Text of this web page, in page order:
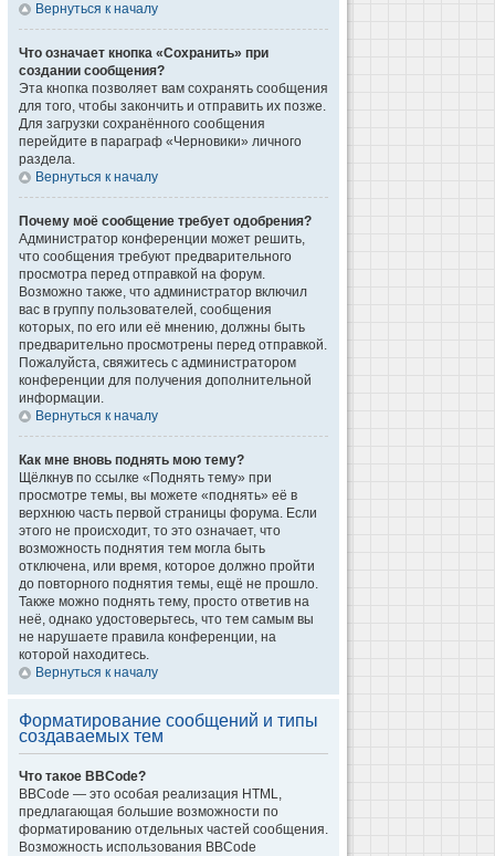
Вернуться к началу
Что означает кнопка «Сохранить» при
создании сообщения?
Эта кнопка позволяет вам сохранять сообщения
для того, чтобы закончить и отправить их позже.
Для загрузки сохранённого сообщения
перейдите в параграф «Черновики» личного
раздела.
Вернуться к началу
Почему моё сообщение требует одобрения?
Администратор конференции может решить,
что сообщения требуют предварительного
просмотра перед отправкой на форум.
Возможно также, что администратор включил
вас в группу пользователей, сообщения
которых, по его или её мнению, должны быть
предварительно просмотрены перед отправкой.
Пожалуйста, свяжитесь с администратором
конференции для получения дополнительной
информации.
Вернуться к началу
Как мне вновь поднять мою тему?
Щёлкнув по ссылке «Поднять тему» при
просмотре темы, вы можете «поднять» её в
верхнюю часть первой страницы форума. Если
этого не происходит, то это означает, что
возможность поднятия тем могла быть
отключена, или время, которое должно пройти
до повторного поднятия темы, ещё не прошло.
Также можно поднять тему, просто ответив на
неё, однако удостоверьтесь, что тем самым вы
не нарушаете правила конференции, на
которой находитесь.
Вернуться к началу
Форматирование сообщений и типы
создаваемых тем
Что такое BBCode?
BBCode — это особая реализация HTML,
предлагающая большие возможности по
форматированию отдельных частей сообщения.
Возможность использования BBCode